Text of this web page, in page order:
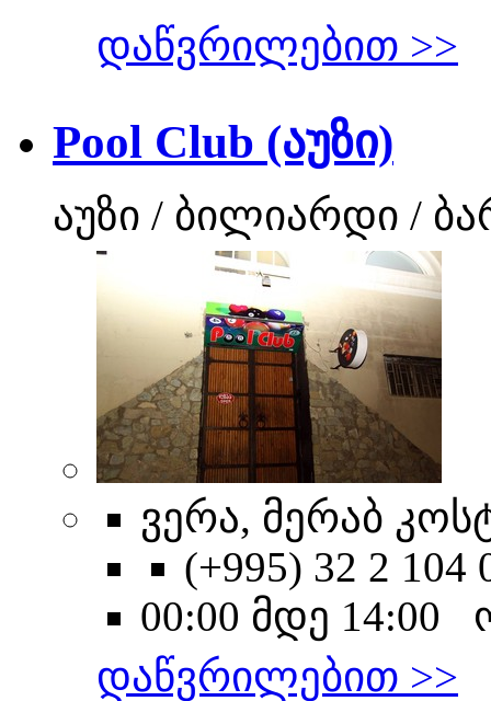
დაწვრილებით >>
Pool Club (აუზი)
აუზი / ბილიარდი /
ვერა, მერაბ
(+995) 32 2 104
00:00 მდე 14:00
დაწვრილებით >>